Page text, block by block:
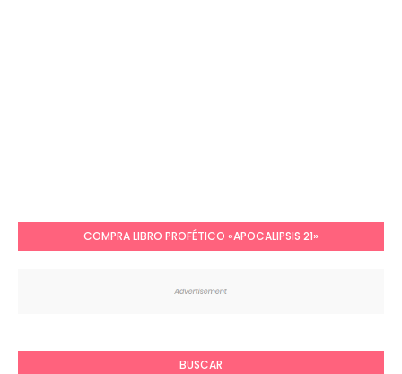
COMPRA LIBRO PROFÉTICO «APOCALIPSIS 21»
BUSCAR